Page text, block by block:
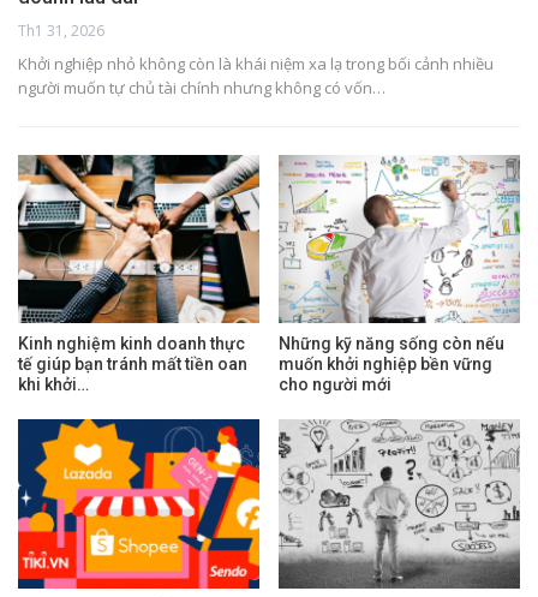
Th1 31, 2026
Khởi nghiệp nhỏ không còn là khái niệm xa lạ trong bối cảnh nhiều
người muốn tự chủ tài chính nhưng không có vốn…
Kinh nghiệm kinh doanh thực
tế giúp bạn tránh mất tiền oan
khi khởi…
Những kỹ năng sống còn nếu
muốn khởi nghiệp bền vững
cho người mới